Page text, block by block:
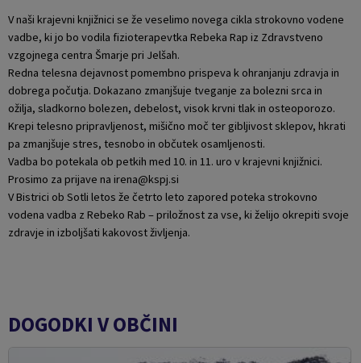
V naši krajevni knjižnici se že veselimo novega cikla strokovno vodene
vadbe, ki jo bo vodila fizioterapevtka Rebeka Rap iz Zdravstveno
vzgojnega centra Šmarje pri Jelšah.
Redna telesna dejavnost pomembno prispeva k ohranjanju zdravja in
dobrega počutja. Dokazano zmanjšuje tveganje za bolezni srca in
ožilja, sladkorno bolezen, debelost, visok krvni tlak in osteoporozo.
Krepi telesno pripravljenost, mišično moč ter gibljivost sklepov, hkrati
pa zmanjšuje stres, tesnobo in občutek osamljenosti.
Vadba bo potekala ob petkih med 10. in 11. uro v krajevni knjižnici.
Prosimo za prijave na irena@kspj.si
V Bistrici ob Sotli letos že četrto leto zapored poteka strokovno
vodena vadba z Rebeko Rab – priložnost za vse, ki želijo okrepiti svoje
zdravje in izboljšati kakovost življenja.
DOGODKI V OBČINI